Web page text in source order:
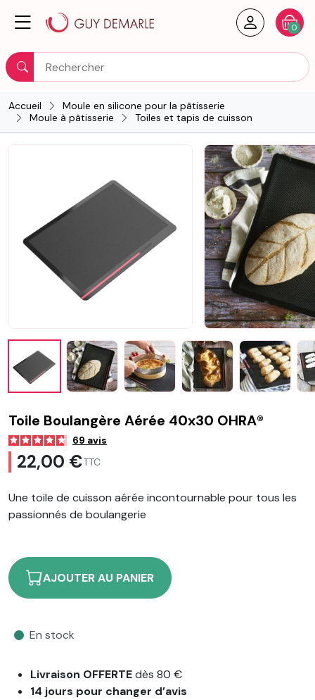
Rechercher
Créer
0
Accueil
Moule en silicone pour la pâtisserie
Moule à pâtisserie
Toiles et tapis de cuisson
Toile Boulangère Aérée 40x30 OHRA®
69 avis
22,00 €TTC
Une toile de cuisson aérée incontournable pour tous les
passionnés de boulangerie
AJOUTER AU PANIER
En stock
Livraison OFFERTEdès 80 €
14 jours pour changer d’avis